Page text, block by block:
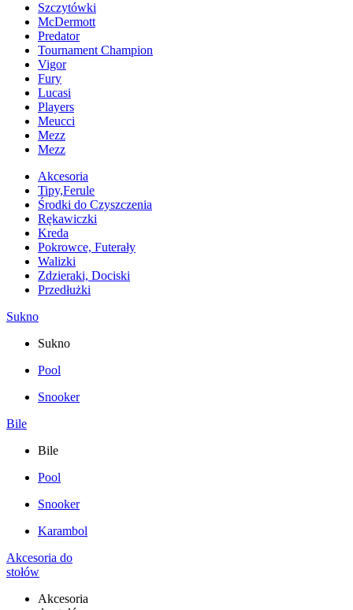
Szczytówki
McDermott
Predator
Tournament Champion
Vigor
Fury
Lucasi
Players
Meucci
Mezz
Mezz
Akcesoria
Tipy,Ferule
Środki do Czyszczenia
Rękawiczki
Kreda
Pokrowce, Futerały
Walizki
Zdzieraki, Dociski
Przedłużki
Sukno
Sukno
Pool
Snooker
Bile
Bile
Pool
Snooker
Karambol
Akcesoria do
stołów
Akcesoria